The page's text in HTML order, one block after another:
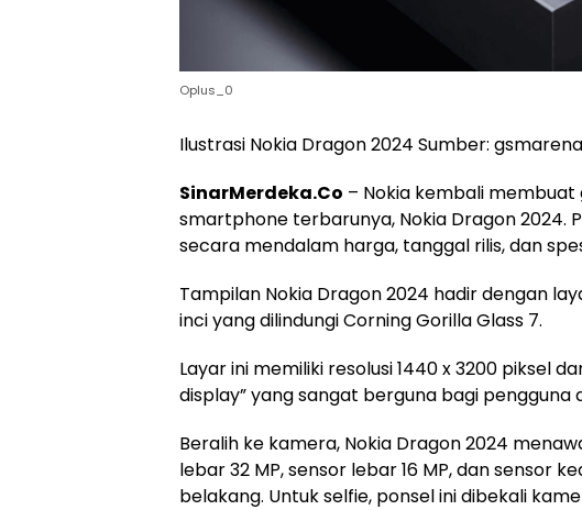
Oplus_0
Ilustrasi Nokia Dragon 2024 Sumber:
SinarMerdeka.Co – Nokia kembali
smartphone terbarunya, Nokia Dragon 2024.
secara mendalam harga, tanggal rilis, dan
Tampilan Nokia Dragon 2024 hadir dengan
inci yang dilindungi Corning Gorilla Glass 7.
Layar ini memiliki resolusi 1440 x 3200 piksel
display” yang sangat berguna bagi pengguna
Beralih ke kamera, Nokia Dragon 2024
lebar 32 MP, sensor lebar 16 MP, dan sensor
belakang. Untuk selfie, ponsel ini dibekali